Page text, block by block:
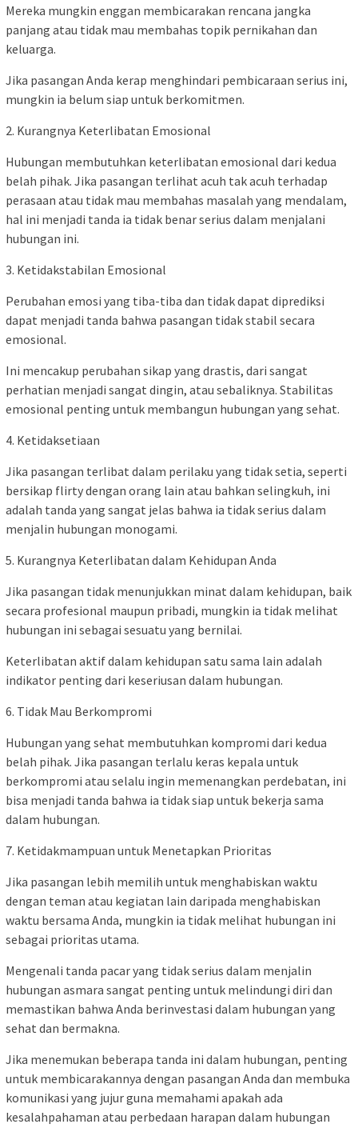
Mereka mungkin enggan membicarakan rencana jangka
panjang atau tidak mau membahas topik pernikahan dan
keluarga.
Jika pasangan Anda kerap menghindari pembicaraan serius ini,
mungkin ia belum siap untuk berkomitmen.
2. Kurangnya Keterlibatan Emosional
Hubungan membutuhkan keterlibatan emosional dari kedua
belah pihak. Jika pasangan terlihat acuh tak acuh terhadap
perasaan atau tidak mau membahas masalah yang mendalam,
hal ini menjadi tanda ia tidak benar serius dalam menjalani
hubungan ini.
3. Ketidakstabilan Emosional
Perubahan emosi yang tiba-tiba dan tidak dapat diprediksi
dapat menjadi tanda bahwa pasangan tidak stabil secara
emosional.
Ini mencakup perubahan sikap yang drastis, dari sangat
perhatian menjadi sangat dingin, atau sebaliknya. Stabilitas
emosional penting untuk membangun hubungan yang sehat.
4. Ketidaksetiaan
Jika pasangan terlibat dalam perilaku yang tidak setia, seperti
bersikap flirty dengan orang lain atau bahkan selingkuh, ini
adalah tanda yang sangat jelas bahwa ia tidak serius dalam
menjalin hubungan monogami.
5. Kurangnya Keterlibatan dalam Kehidupan Anda
Jika pasangan tidak menunjukkan minat dalam kehidupan, baik
secara profesional maupun pribadi, mungkin ia tidak melihat
hubungan ini sebagai sesuatu yang bernilai.
Keterlibatan aktif dalam kehidupan satu sama lain adalah
indikator penting dari keseriusan dalam hubungan.
6. Tidak Mau Berkompromi
Hubungan yang sehat membutuhkan kompromi dari kedua
belah pihak. Jika pasangan terlalu keras kepala untuk
berkompromi atau selalu ingin memenangkan perdebatan, ini
bisa menjadi tanda bahwa ia tidak siap untuk bekerja sama
dalam hubungan.
7. Ketidakmampuan untuk Menetapkan Prioritas
Jika pasangan lebih memilih untuk menghabiskan waktu
dengan teman atau kegiatan lain daripada menghabiskan
waktu bersama Anda, mungkin ia tidak melihat hubungan ini
sebagai prioritas utama.
Mengenali tanda pacar yang tidak serius dalam menjalin
hubungan asmara sangat penting untuk melindungi diri dan
memastikan bahwa Anda berinvestasi dalam hubungan yang
sehat dan bermakna.
Jika menemukan beberapa tanda ini dalam hubungan, penting
untuk membicarakannya dengan pasangan Anda dan membuka
komunikasi yang jujur guna memahami apakah ada
kesalahpahaman atau perbedaan harapan dalam hubungan